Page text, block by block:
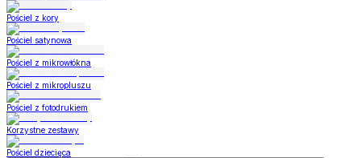
Pościel z kory
Pościel satynowa
Pościel z mikrowłókna
Pościel z mikropluszu
Pościel z fotodrukiem
Korzystne zestawy
Pościel dziecięca